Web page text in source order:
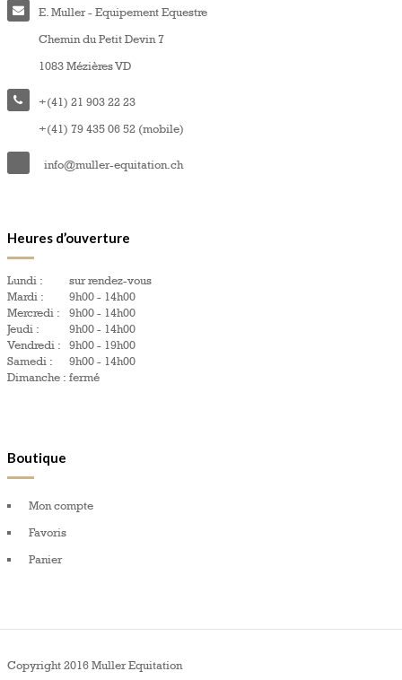
E. Muller - Equipement Equestre
Chemin du Petit Devin 7
1083 Mézières VD
+(41) 21 903 22 23
+(41) 79 435 06 52 (mobile)
info@muller-equitation.ch
Heures d’ouverture
Lundi :
sur rendez-vous
Mardi :
9h00 - 14h00
Mercredi :
9h00 - 14h00
Jeudi :
9h00 - 14h00
Vendredi :
9h00 - 19h00
Samedi :
9h00 - 14h00
Dimanche : fermé
Boutique
Mon compte
Favoris
Panier
Copyright 2016 Muller Equitation